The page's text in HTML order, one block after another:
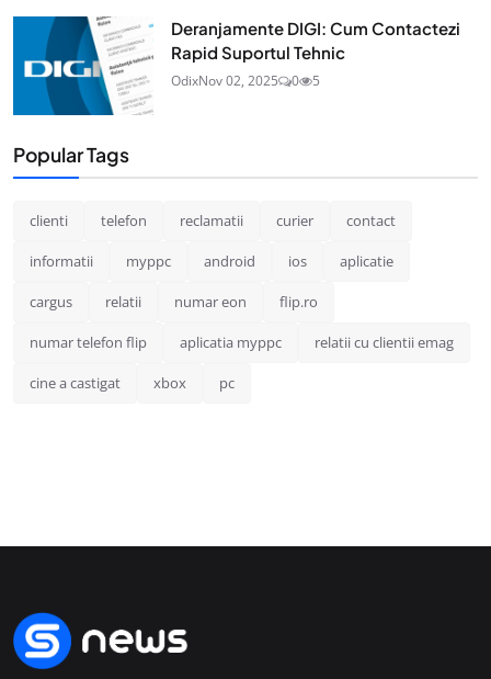
Deranjamente DIGI: Cum Contactezi
Rapid Suportul Tehnic
OdixNov 02, 2025 0 5
Popular Tags
clienti telefon reclamatii curier contact
informatii myppc android ios aplicatie
cargus relatii numar eon flip.ro
numar telefon flip aplicatia myppc relatii cu clientii emag
cine a castigat xbox pc